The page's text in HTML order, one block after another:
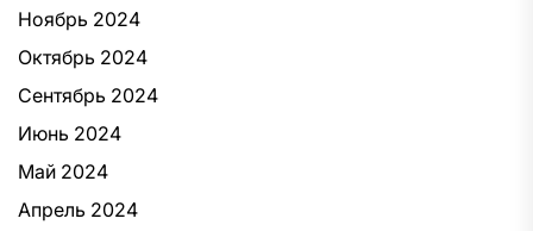
Ноябрь 2024
Октябрь 2024
Сентябрь 2024
Июнь 2024
Май 2024
Апрель 2024